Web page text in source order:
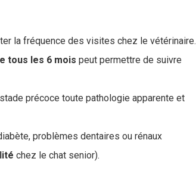
la fréquence des visites chez le vétérinaire.
tous les 6 mois peut permettre de suivre
précoce toute pathologie apparente et
problèmes dentaires ou rénaux
chez le chat senior).